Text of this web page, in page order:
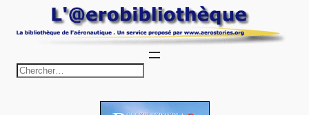
au
c